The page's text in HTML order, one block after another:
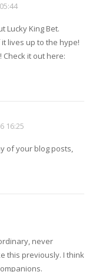
Lucky King Bet.
lives up to the hype!
it out here:
16:25
of your blog posts,
never
this previously. I think